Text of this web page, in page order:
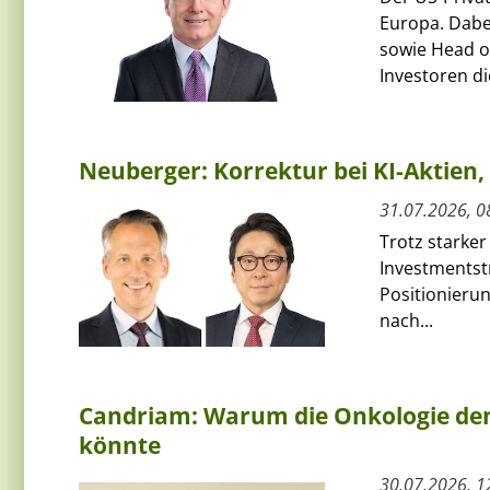
Europa.
sowie Head
Investoren
Neuberger: Korrektur bei KI-
31.07.2026,
Trotz
nach...
Candriam: Warum die Onkologie
könnte
30.07.2026,